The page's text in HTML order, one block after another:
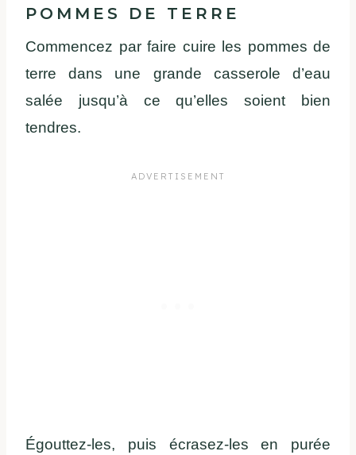
POMMES DE TERRE
Commencez par faire cuire les pommes de
terre dans une grande casserole d’eau
salée jusqu’à ce qu’elles soient bien
tendres.
Égouttez-les, puis écrasez-les en purée